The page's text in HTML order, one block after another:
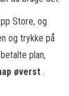
Store, og
og trykke på
plan,
øverst .